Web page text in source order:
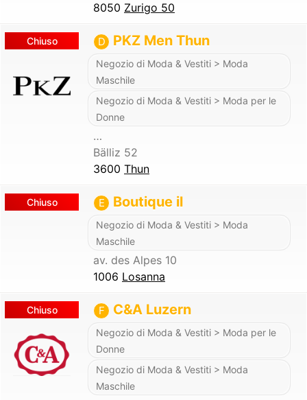
8050 Zurigo 50
Chiuso D PKZ Men Thun
Negozio di Moda & Vestiti > Moda
Maschile
Negozio di Moda & Vestiti > Moda per le
Donne
…
Bälliz 52
3600 Thun
Chiuso E Boutique il
Negozio di Moda & Vestiti > Moda
Maschile
av. des Alpes 10
1006 Losanna
Chiuso F C&A Luzern
Negozio di Moda & Vestiti > Moda per le
Donne
Negozio di Moda & Vestiti > Moda
Maschile